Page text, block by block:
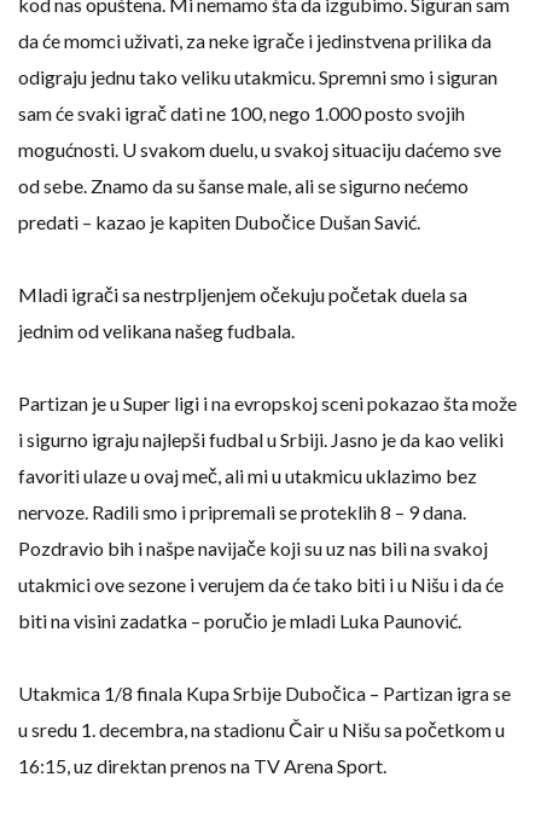
da će momci uživati, za neke igrače i jedinstvena prilika da
odigraju jednu tako veliku utakmicu. Spremni smo i siguran
sam će svaki igrač dati ne 100, nego 1.000 posto svojih
mogućnosti. U svakom duelu, u svakoj situaciju daćemo sve
od sebe. Znamo da su šanse male, ali se sigurno nećemo
predati – kazao je kapiten Dubočice Dušan Savić.
Mladi igrači sa nestrpljenjem očekuju početak duela sa
jednim od velikana našeg fudbala.
Partizan je u Super ligi i na evropskoj sceni pokazao šta može
i sigurno igraju najlepši fudbal u Srbiji. Jasno je da kao veliki
favoriti ulaze u ovaj meč, ali mi u utakmicu uklazimo bez
nervoze. Radili smo i pripremali se proteklih 8 – 9 dana.
Pozdravio bih i našpe navijače koji su uz nas bili na svakoj
utakmici ove sezone i verujem da će tako biti i u Nišu i da će
biti na visini zadatka – poručio je mladi Luka Paunović.
Utakmica 1/8 finala Kupa Srbije Dubočica – Partizan igra se
u sredu 1. decembra, na stadionu Čair u Nišu sa početkom u
16:15, uz direktan prenos na TV Arena Sport.